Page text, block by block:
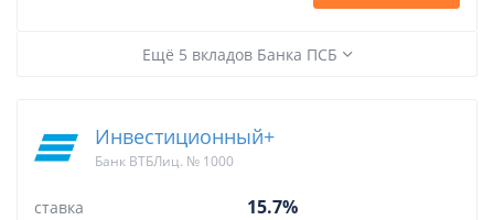
Ещё 5 вкладов Банка ПСБ
Инвестиционный+
Банк ВТБЛиц. № 1000
15.7%
ставка